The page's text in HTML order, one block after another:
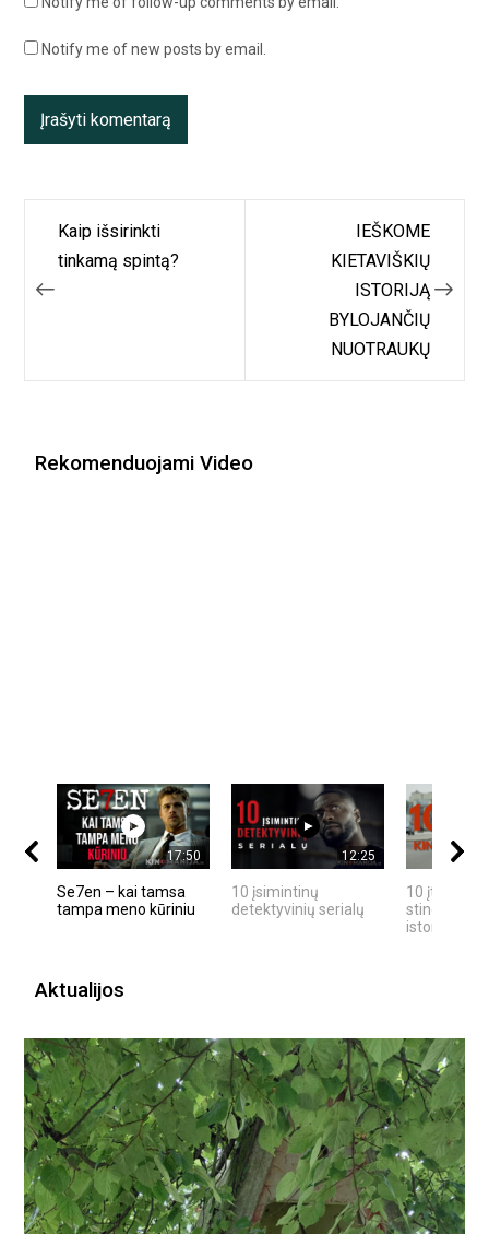
Notify me of new posts by email.
Navigacija
tarp
Kaip išsirinkti
tinkamą spintą?
IEŠKOME
KIETAVIŠKIŲ
ISTORIJĄ
BYLOJANČIŲ
NUOTRAUKŲ
Rekomenduojami Video
17:50
Se7en – kai tamsa
tampa meno kūriniu
12:25
10 įsimintinų
detektyvinių serialų
10 įtemptų,
stingdančių
istorijų
Aktualijos